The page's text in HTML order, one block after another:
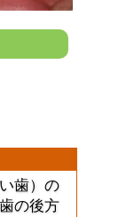
歯）の
の後方